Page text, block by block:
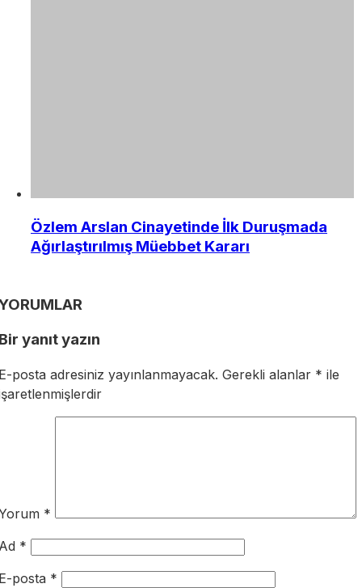
Özlem Arslan Cinayetinde İlk Duruşmada
Ağırlaştırılmış Müebbet Kararı
yanıt yazın
posta adresiniz yayınlanmayacak. Gerekli alanlar * ile
*
*
posta *